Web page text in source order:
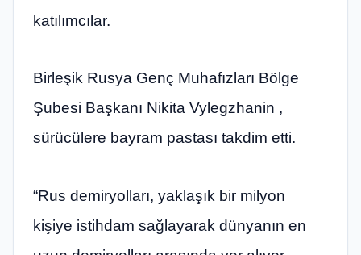
katılımcılar.
Birleşik Rusya Genç Muhafızları Bölge
Şubesi Başkanı Nikita Vylegzhanin ,
sürücülere bayram pastası takdim etti.
“Rus demiryolları, yaklaşık bir milyon
kişiye istihdam sağlayarak dünyanın en